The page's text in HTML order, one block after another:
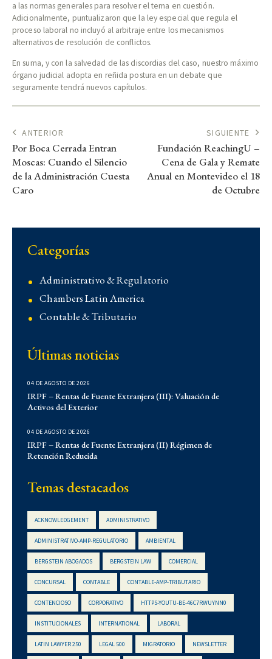
a las normas generales para resolver el tema en cuestión.
Adicionalmente, puntualizaron que la ley especial que regula el
proceso laboral no incluyó al arbitraje entre los mecanismos
alternativos de resolución de conflictos.
En suma, y con la salvedad de las discordias del caso, nuestro máximo
órgano judicial adopta en reñida postura en un debate que
seguramente tendrá nuevos capítulos.
ANTERIOR
Por Boca Cerrada Entran
Moscas: Cuando el Silencio
de la Administración Cuesta
Caro
SIGUIENTE
Fundación ReachingU –
Cena de Gala y Remate
Anual en Montevideo el 18
de Octubre
Categorías
Administrativo & Regulatorio
Chambers Latin America
Contable & Tributario
Corporativo
Demo
Derecho Administrativo
Institucionales
Laboral
Latin Lawyer 250
Legal Alert
Migratorio
Newsletters
Notarial
Propiedad Intelectual
Reconocimientos
Regulatorio
Reporte Corporativo
Últimas noticias
04 DE AGOSTO DE 2026
IRPF – Rentas de Fuente Extranjera (III): Valuación de
Activos del Exterior
04 DE AGOSTO DE 2026
IRPF – Rentas de Fuente Extranjera (II) Régimen de
Retención Reducida
Temas destacados
ACKNOWLEDGEMENT ADMINISTRATIVO
ADMINISTRATIVO-AMP-REGULATORIO AMBIENTAL
BERGSTEIN ABOGADOS BERGSTEIN LAW COMERCIAL
CONCURSAL CONTABLE CONTABLE-AMP-TRIBUTARIO
CONTENCIOSO CORPORATIVO HTTPS-YOUTU-BE-46C7RWUYNN0
INSTITUCIONALES INTERNATIONAL LABORAL
LATIN LAWYER 250 LEGAL 500 MIGRATORIO NEWSLETTER